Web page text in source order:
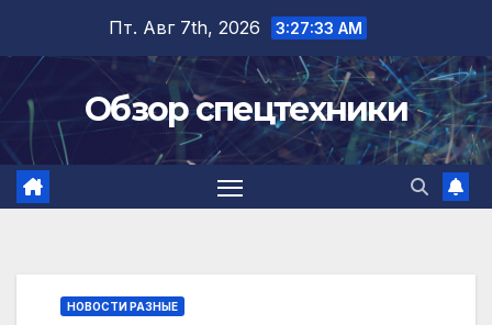
содержимому
Пт. Авг 7th, 2026 3:27:34 AM
Обзор спецтехники
НОВОСТИ РАЗНЫЕ